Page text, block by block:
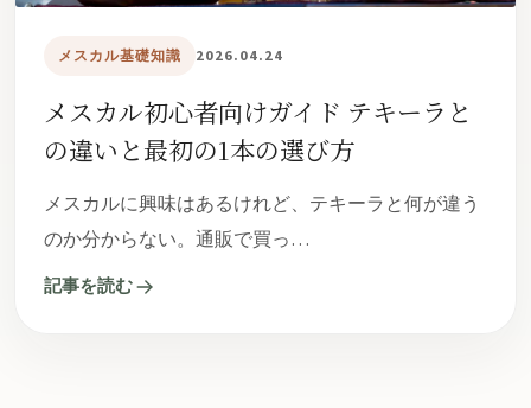
メスカル基礎知識 2026.04.24
メスカル初心者向けガイド テキーラと
の違いと最初の1本の選び方
メスカルに興味はあるけれど、テキーラと何が違う
のか分からない。通販で買っ…
記事を読む